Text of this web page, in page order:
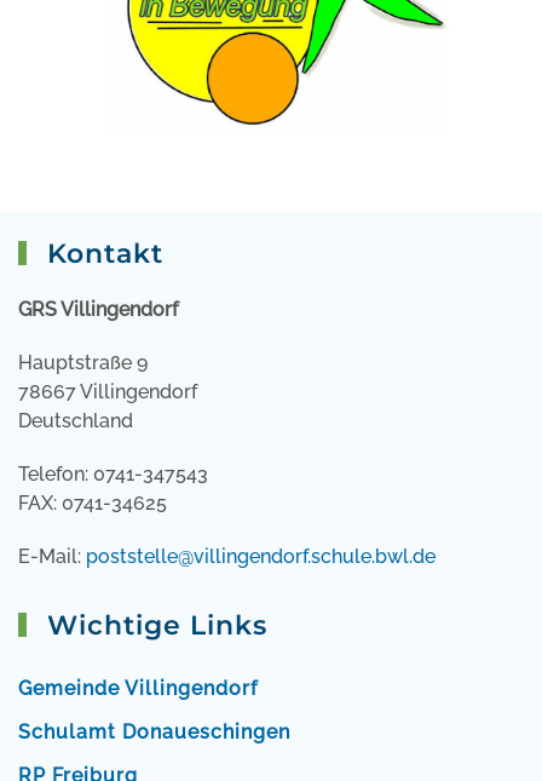
Kontakt
GRS Villingendorf
Hauptstraße 9
78667 Villingendorf
Deutschland
Telefon: 0741-347543
FAX: 0741-34625
E-Mail: poststelle@villingendorf.schule.bwl.de
Wichtige Links
Gemeinde Villingendorf
Schulamt Donaueschingen
RP Freiburg